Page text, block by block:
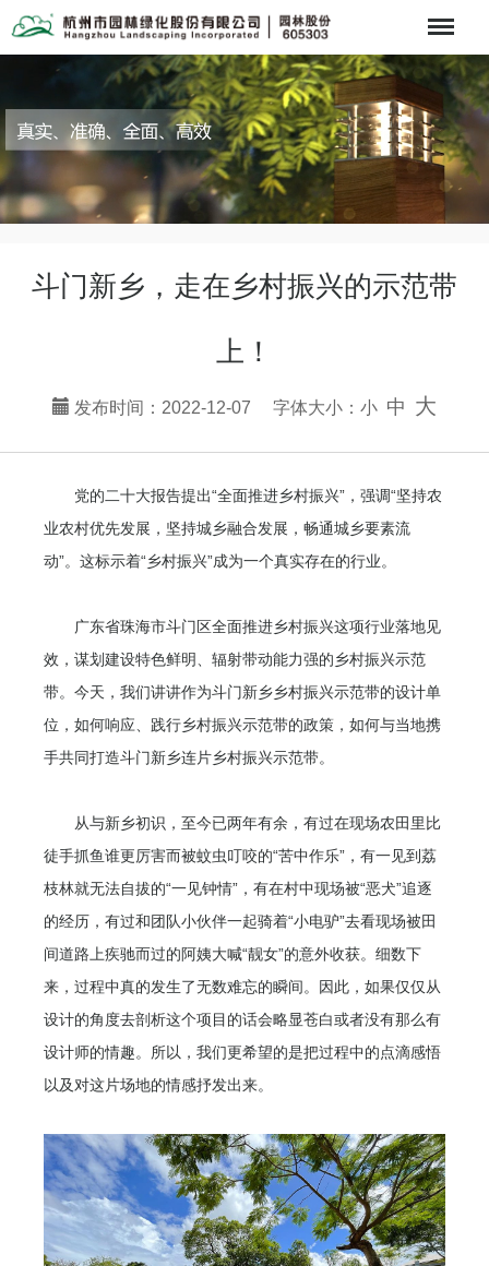
斗门新乡，走在乡村振兴的示范带
上！
发布时间：2022-12-07 字体大小： 小 中 大
党的二十大报告提出“全面推进乡村振兴”，强调“坚持农
业农村优先发展，坚持城乡融合发展，畅通城乡要素流
动”。这标示着“乡村振兴”成为一个真实存在的行业。
广东省珠海市斗门区全面推进乡村振兴这项行业落地见
效，谋划建设特色鲜明、辐射带动能力强的乡村振兴示范
带。今天，我们讲讲作为斗门新乡乡村振兴示范带的设计单
位，如何响应、践行乡村振兴示范带的政策，如何与当地携
手共同打造斗门新乡连片乡村振兴示范带。
从与新乡初识，至今已两年有余，有过在现场农田里比
徒手抓鱼谁更厉害而被蚊虫叮咬的“苦中作乐”，有一见到荔
枝林就无法自拔的“一见钟情”，有在村中现场被“恶犬”追逐
的经历，有过和团队小伙伴一起骑着“小电驴”去看现场被田
间道路上疾驰而过的阿姨大喊“靓女”的意外收获。细数下
来，过程中真的发生了无数难忘的瞬间。因此，如果仅仅从
设计的角度去剖析这个项目的话会略显苍白或者没有那么有
设计师的情趣。所以，我们更希望的是把过程中的点滴感悟
以及对这片场地的情感抒发出来。